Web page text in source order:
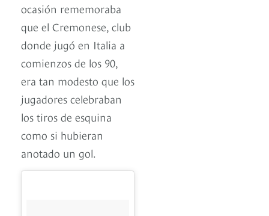
ocasión rememoraba
que el Cremonese, club
donde jugó en Italia a
comienzos de los 90,
era tan modesto que los
jugadores celebraban
los tiros de esquina
como si hubieran
anotado un gol.